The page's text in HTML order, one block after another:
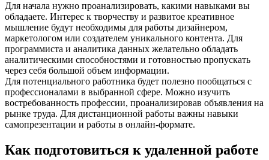
Для начала нужно проанализировать, какими навыками вы
обладаете. Интерес к творчеству и развитое креативное
мышление будут необходимы для работы дизайнером,
маркетологом или создателем уникального контента. Для
программиста и аналитика данных желательно обладать
аналитическими способностями и готовностью пропускать
через себя большой объем информации.
Для потенциального работника будет полезно пообщаться с
профессионалами в выбранной сфере. Можно изучить
востребованность профессии, проанализировав объявления на
рынке труда. Для дистанционной работы важны навыки
самопрезентации и работы в онлайн-формате.
Как подготовиться к удаленной работе